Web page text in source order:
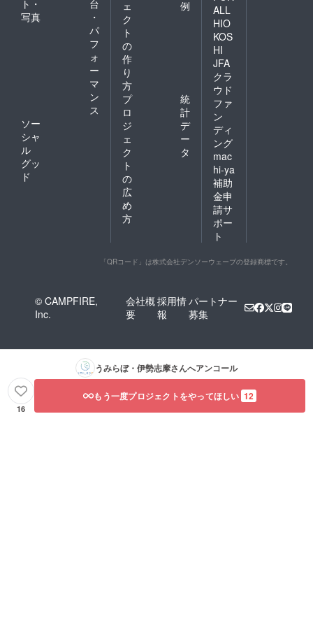
ト・
写真
台
・
パ
フ
ォ
ー
マ
ン
ス
ソー
シャ
ル
グッ
ド
ェ
ク
ト
の
作
り
方
例
プ
ロ
ジ
ェ
ク
ト
の
広
め
方
統
計
デ
ー
タ
ALL
HIO
KOS
HI
JFA
クラ
ウド
ファ
ン
ディ
ング
mac
hi-ya
補助
金申
請サ
ポー
ト
「QRコード」は株式会社デンソーウェーブの登録商標です。
© CAMPFIRE,
Inc.
会社概
要
採用情
報
パートナー
募集
うみらぼ・伊勢志摩さんへアンコール
16
もう一度プロジェクトをやってほしい 12